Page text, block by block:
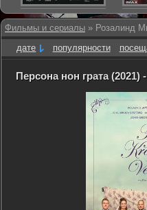
Фильмы и сериалы » Розалинд
дате
популярности
Персона нон грата (2021)